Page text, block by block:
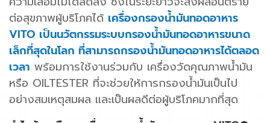
ต่อสุขภาพผู้บริโภคได้ เครื่องกรองน้ำมันทอดอาหาร
VITO เป็นนวัตกรรมระบบกรองน้ำมันทอดอาหารขนาด
เล็กที่สุดในโลก ที่สามารถกรองน้ำมันทอดอาหารได้ตลอด
เวลา พร้อมการใช้งานร่วมกับ เครื่องวัดคุณภาพน้ำมัน
หรือ OILTESTER ที่จะช่วยให้การกรองน้ำมันเป็นไป
อย่างสมเหตุสมผล และเป็นผลดีต่อผู้บริโภคมากที่สุด